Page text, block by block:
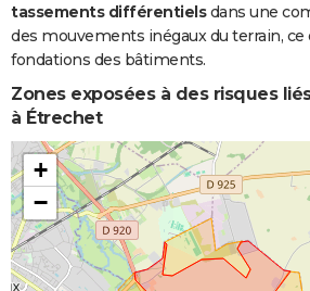
tassements différentielsdans une
des mouvements inégaux du terrain, ce
fondations des bâtiments.
Zones exposées à des risques
à Étrechet
+
−